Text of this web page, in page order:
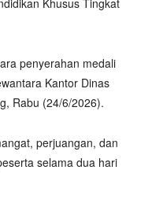
penyerahan medali
Kantor Dinas
Rabu (24/6/2026).
perjuangan, dan
selama dua hari